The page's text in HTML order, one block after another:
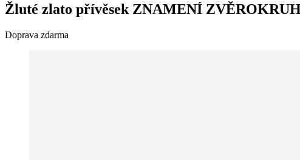
Žluté zlato přívěsek ZNAMENÍ
Doprava zdarma